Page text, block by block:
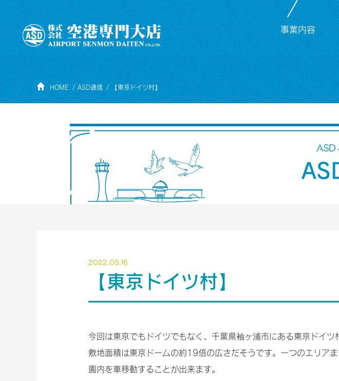
事業内容
HOME ASD通信 【東京ドイツ村】
ASD
2022.05.16
【東京ドイツ村】
今回は東京でもドイツでもなく、千葉県袖ヶ浦市にある東京ドイツ
敷地面積は東京ドームの約19倍の広さだそうです。一つのエリアま
園内を車移動することが出来ます。